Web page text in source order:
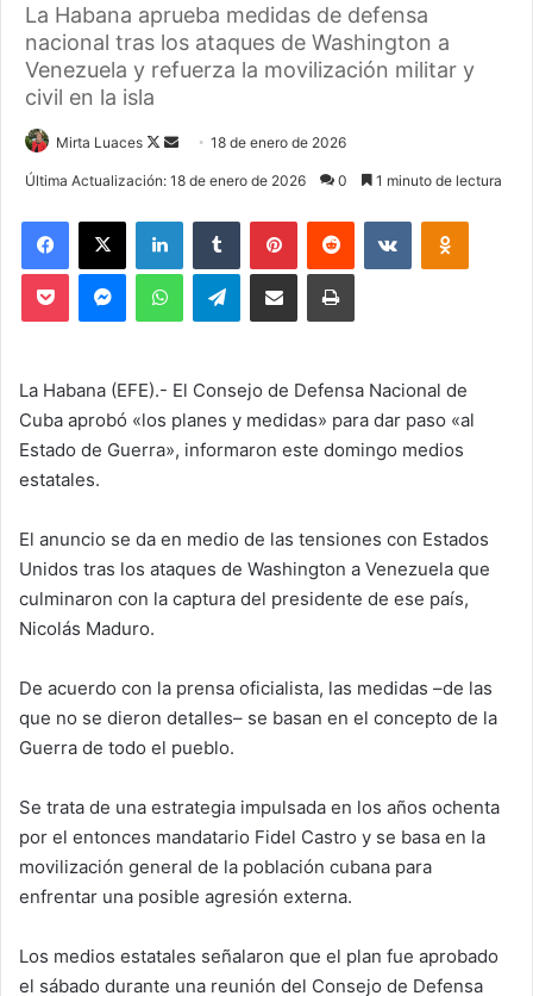
La Habana aprueba medidas de defensa
nacional tras los ataques de Washington a
Venezuela y refuerza la movilización militar y
civil en la isla
Mirta Luaces
F
l
o
d
i
l
18 de enero de 2026
Última Actualización: 18 de enero de 2026 0 1 minuto de lectura
Telegram
La Habana (EFE).- El Consejo de Defensa Nacional de
Cuba aprobó «los planes y medidas» para dar paso «al
Estado de Guerra», informaron este domingo medios
estatales.
El anuncio se da en medio de las tensiones con Estados
Unidos tras los ataques de Washington a Venezuela que
culminaron con la captura del presidente de ese país,
Nicolás Maduro.
De acuerdo con la prensa oficialista, las medidas –de las
que no se dieron detalles– se basan en el concepto de la
Guerra de todo el pueblo.
Se trata de una estrategia impulsada en los años ochenta
por el entonces mandatario Fidel Castro y se basa en la
movilización general de la población cubana para
enfrentar una posible agresión externa.
Los medios estatales señalaron que el plan fue aprobado
el sábado durante una reunión del Consejo de Defensa